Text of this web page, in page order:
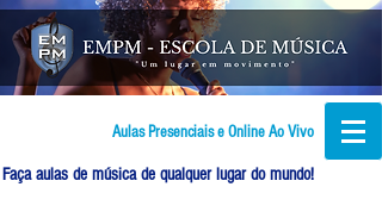
Aulas Presenciais e Online Ao Vivo
Faça aulas de música de qualquer lugar do mundo!